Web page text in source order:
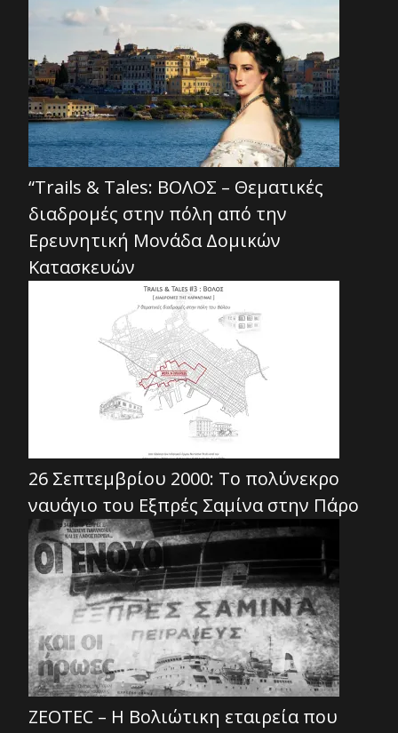
“Trails & Tales: ΒΟΛΟΣ – Θεματικές
διαδρομές στην πόλη από την
Ερευνητική Μονάδα Δομικών
Κατασκευών
26 Σεπτεμβρίου 2000: Το πολύνεκρο
ναυάγιο του Εξπρές Σαμίνα στην Πάρο
ZEOTEC – Η Βολιώτικη εταιρεία που